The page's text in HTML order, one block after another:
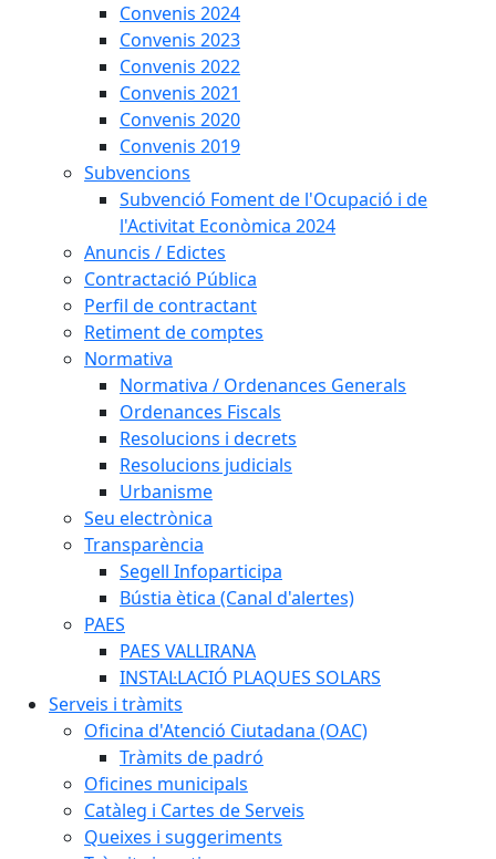
Convenis 2024
Convenis 2023
Convenis 2022
Convenis 2021
Convenis 2020
Convenis 2019
Subvencions
Subvenció Foment de l'Ocupació i de
l'Activitat Econòmica 2024
Anuncis / Edictes
Contractació Pública
Perfil de contractant
Retiment de comptes
Normativa
Normativa / Ordenances Generals
Ordenances Fiscals
Resolucions i decrets
Resolucions judicials
Urbanisme
Seu electrònica
Transparència
Segell Infoparticipa
Bústia ètica (Canal d'alertes)
PAES
PAES VALLIRANA
INSTAL·LACIÓ PLAQUES SOLARS
Serveis i tràmits
Oficina d'Atenció Ciutadana (OAC)
Tràmits de padró
Oficines municipals
Catàleg i Cartes de Serveis
Queixes i suggeriments